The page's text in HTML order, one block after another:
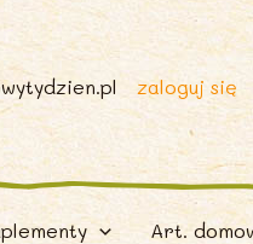
zaloguj się
Art.